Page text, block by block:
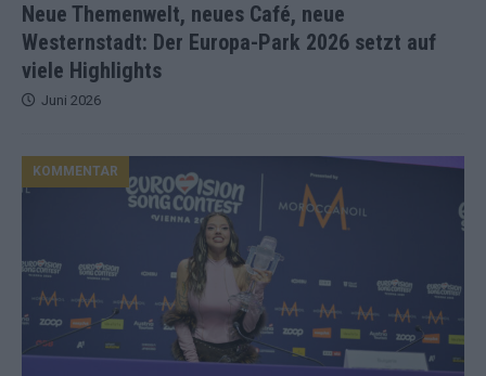
Neue Themenwelt, neues Café, neue
Westernstadt: Der Europa-Park 2026 setzt auf
viele Highlights
Juni 2026
KOMMENTAR